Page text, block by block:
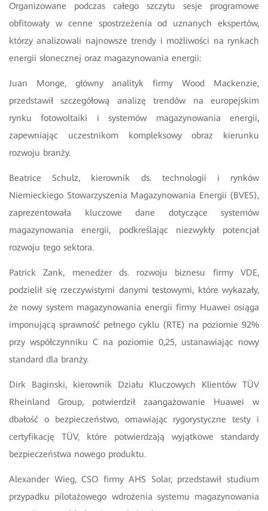
Organizowane podczas całego szczytu sesje programowe
obfitowały w cenne spostrzeżenia od uznanych ekspertów,
którzy analizowali najnowsze trendy i możliwości na rynkach
energii słonecznej oraz magazynowania energii:
Juan Monge, główny analityk firmy Wood Mackenzie,
przedstawił szczegółową analizę trendów na europejskim
rynku fotowoltaiki i systemów magazynowania energii,
zapewniając uczestnikom kompleksowy obraz kierunku
rozwoju branży.
Beatrice Schulz, kierownik ds. technologii i rynków
Niemieckiego Stowarzyszenia Magazynowania Energii (BVES),
zaprezentowała kluczowe dane dotyczące systemów
magazynowania energii, podkreślając niezwykły potencjał
rozwoju tego sektora.
Patrick Zank, menedżer ds. rozwoju biznesu firmy VDE,
podzielił się rzeczywistymi danymi testowymi, które wykazały,
że nowy system magazynowania energii firmy Huawei osiąga
imponującą sprawność pełnego cyklu (RTE) na poziomie 92%
przy współczynniku C na poziomie 0,25, ustanawiając nowy
standard dla branży.
Dirk Baginski, kierownik Działu Kluczowych Klientów TÜV
Rheinland Group, potwierdził zaangażowanie Huawei w
dbałość o bezpieczeństwo, omawiając rygorystyczne testy i
certyfikację TÜV, które potwierdzają wyjątkowe standardy
bezpieczeństwa nowego produktu.
Alexander Wieg, CSO firmy AHS Solar, przedstawił studium
przypadku pilotażowego wdrożenia systemu magazynowania